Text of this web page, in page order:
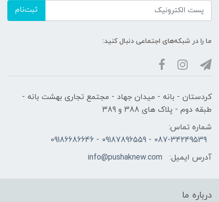
ثبت‌نام
ما را در شبکه‌های اجتماعی دنبال کنید:
کردستان - بانه - میدان جهاد - مجتمع تجاری بهشت بانه -
طبقه دوم - پلاک های 388 و 389
شماره تماس:
087-34249539 - 09187896559 - 09186686646
آدرس ایمیل:
info@pushaknew.com
درباره ما